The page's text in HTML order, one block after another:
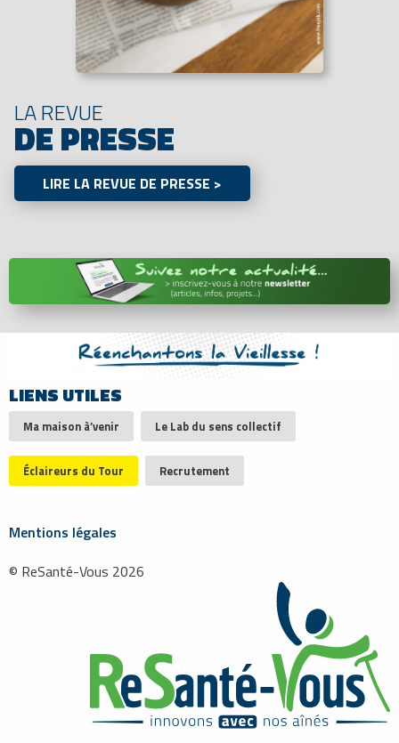
LA REVUE
DE PRESSE
LIRE LA REVUE DE PRESSE >
LIENS UTILES
Ma maison à’venir Le Lab du sens collectif
Éclaireurs du Tour Recrutement
Mentions légales
© ReSanté-Vous 2026